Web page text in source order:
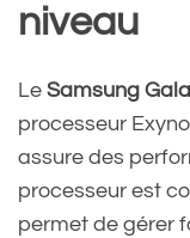
niveau
Le Samsung
processeur
assure des
processeur est
permet de gérer